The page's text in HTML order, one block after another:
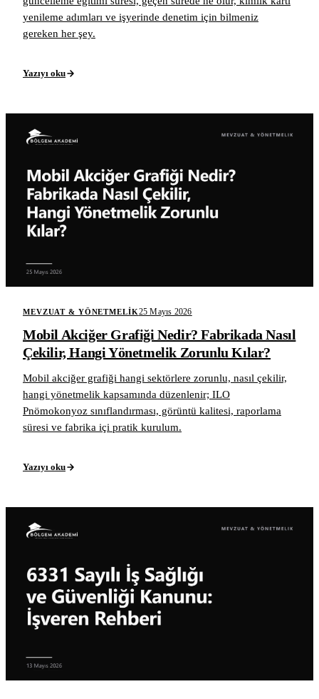
yenileme adımları ve işyerinde denetim için bilmeniz
gereken her şey.
Yazıyı oku
MEVZUAT & YÖNETMELIK25 Mayıs 2026
Mobil Akciğer Grafiği Nedir? Fabrikada Nasıl
Çekilir, Hangi Yönetmelik Zorunlu Kılar?
Mobil akciğer grafiği hangi sektörlere zorunlu, nasıl çekilir,
hangi yönetmelik kapsamında düzenlenir; ILO
Pnömokonyoz sınıflandırması, görüntü kalitesi, raporlama
süresi ve fabrika içi pratik kurulum.
Yazıyı oku